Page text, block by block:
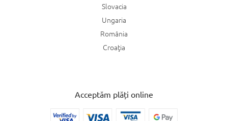
Slovacia
Ungaria
România
Croaţia
Acceptăm plăți online